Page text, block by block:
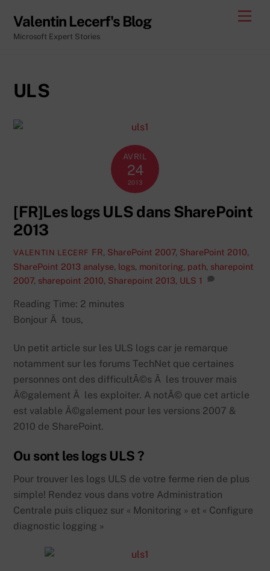
content
Valentin Lecerf's Blog
Microsoft Expert Stories
ULS
AVRIL
24
2013
[FR]Les logs ULS dans SharePoint
2013
VALENTIN LECERF FR, SharePoint 2007, SharePoint 2010,
SharePoint 2013 analyse, logs, monitoring, path, sharepoint
2007, sharepoint 2010, Sharepoint 2013, ULS 1
Reading Time: 2 minutes
Bonjour Ã tous,
Un petit article sur les ULS logs car je remarque
notamment sur les forums TechNet que certaines
personnes ont des difficultÃ©s Ã les trouver mais
Ã©galement Ã les exploiter. A notÃ© que cet article
est valable Ã©galement pour les versions 2007 &
2010 de SharePoint.
Ou sont les logs ULS ?
Pour trouver les logs ULS de votre ferme rien de plus
simple! Rendez vous dans votre Administration
Centrale puis cliquez sur « Monitoring » et « Configure
diagnostic logging »